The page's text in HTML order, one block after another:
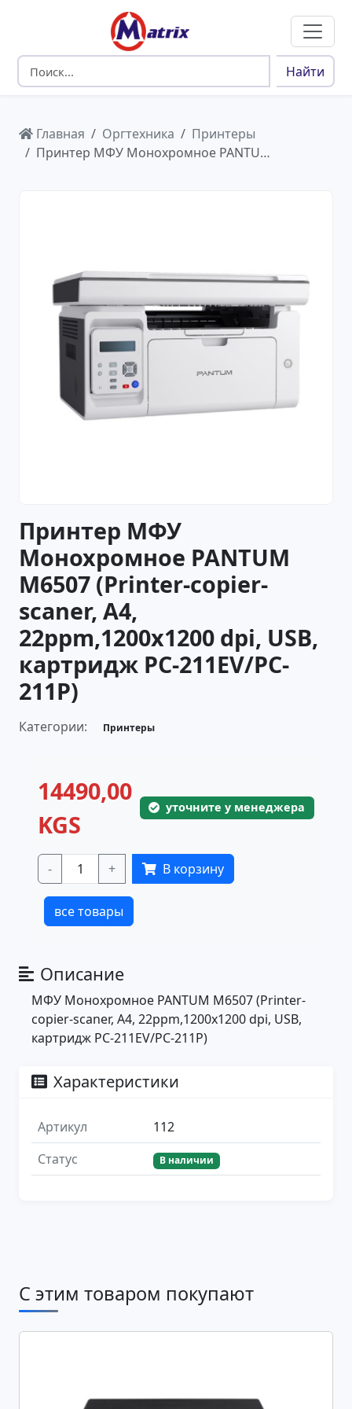
Найти
Главная Оргтехника
Принтеры
Принтер МФУ Монохромное PANTU…
Принтер МФУ
Монохромное PANTUM
M6507 (Printer-copier-
scaner, A4,
22ppm,1200x1200 dpi, USB,
картридж PC-211EV/PC-
211P)
Категории: Принтеры
14490,00
KGS
уточните у менеджера
- + В корзину
все товары
Описание
МФУ Монохромное PANTUM M6507 (Printer-
copier-scaner, A4, 22ppm,1200x1200 dpi, USB,
картридж PC-211EV/PC-211P)
Характеристики
Артикул
112
Статус
В наличии
С этим товаром покупают